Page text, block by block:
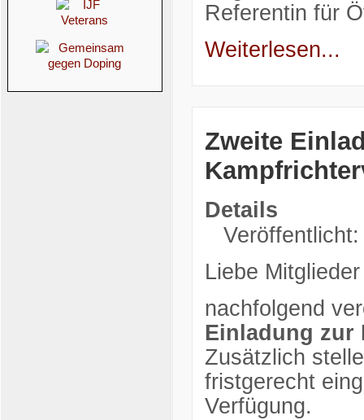
Referentin für
Weiterlesen...
Zweite
Details
Liebe
nachfolgend
Einladung zur
Zusätzlich
fristgerecht
Verfügung.